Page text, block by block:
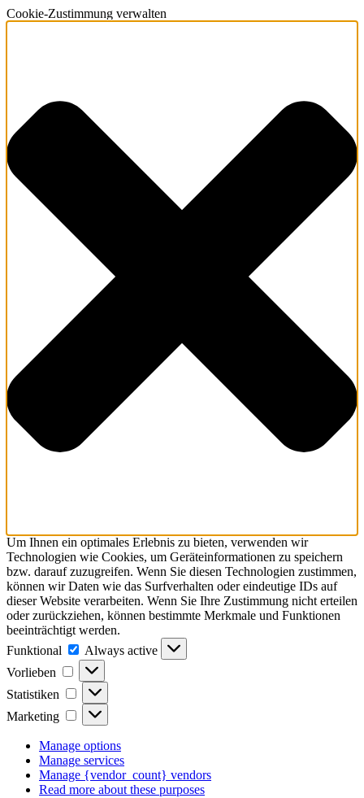
Cookie-Zustimmung verwalten
Um Ihnen ein optimales Erlebnis zu bieten, verwenden wir
Technologien wie Cookies, um Geräteinformationen zu speichern
bzw. darauf zuzugreifen. Wenn Sie diesen Technologien zustimmen,
können wir Daten wie das Surfverhalten oder eindeutige IDs auf
dieser Website verarbeiten. Wenn Sie Ihre Zustimmung nicht erteilen
oder zurückziehen, können bestimmte Merkmale und Funktionen
beeinträchtigt werden.
Funktional
Funktional
Always active
Vorlieben
Vorlieben
Statistiken Statistiken
Marketing Marketing
Manage options
Manage services
Manage {vendor_count} vendors
Read more about these purposes